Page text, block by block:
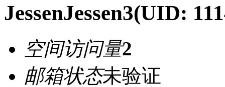
JessenJessen3(UID:
空间访问量2
邮箱状态未验证